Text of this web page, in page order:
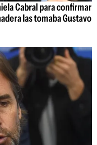
Cabral para confirmar
las tomaba Gustavo